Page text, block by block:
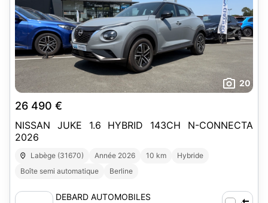
20
26 490 €
NISSAN JUKE 1.6 HYBRID 143CH N-CONNECTA
2026
Labège (31670) Année 2026 10 km
Hybride
Boîte semi automatique
Berline
DEBARD AUTOMOBILES